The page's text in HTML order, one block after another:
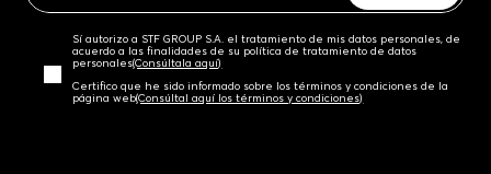
Sí autorizo a STF GROUP S.A. el tratamiento de mis datos personales, de
acuerdo a las finalidades de su política de tratamiento de datos
personales‎(Consúltala aquí)
Certifico que he sido informado sobre los términos y condiciones de la
página web‎(Consúltal aquí los términos y condiciones)